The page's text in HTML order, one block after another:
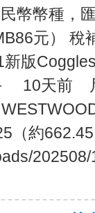
幣幣種，
元） 稅
版
天前 尺
（約662.45